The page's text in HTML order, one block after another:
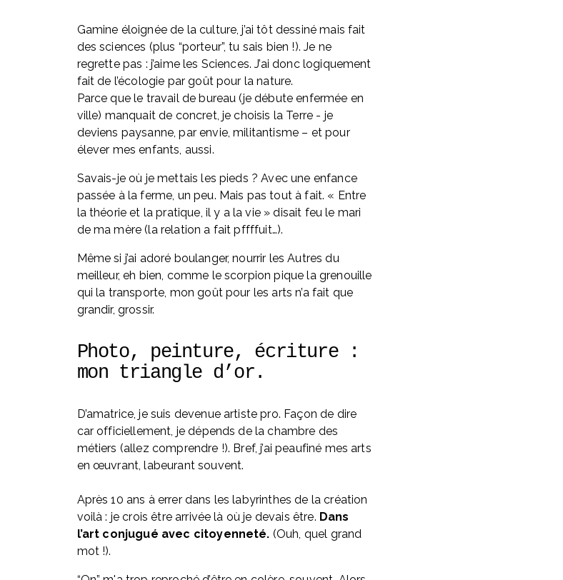
Gamine éloignée de la culture, j’ai tôt dessiné mais fait
des sciences (plus “porteur”, tu sais bien !). Je ne
regrette pas : j’aime les Sciences. J’ai donc logiquement
fait de l’écologie par goût pour la nature.
Parce que le travail de bureau (je débute enfermée en
ville) manquait de concret, je choisis la Terre - je
deviens paysanne, par envie, militantisme – et pour
élever mes enfants, aussi.
Savais-je où je mettais les pieds ? Avec une enfance
passée à la ferme, un peu. Mais pas tout à fait. « Entre
la théorie et la pratique, il y a la vie » disait feu le mari
de ma mère (la relation a fait pffffuit…).
Même si j’ai adoré boulanger, nourrir les Autres du
meilleur, eh bien, comme le scorpion pique la grenouille
qui la transporte, mon goût pour les arts n’a fait que
grandir, grossir.
Photo, peinture, écriture :
mon triangle d’or.
D’amatrice, je suis devenue artiste pro. Façon de dire
car officiellement, je dépends de la chambre des
métiers (allez comprendre !). Bref, j’ai peaufiné mes arts
en œuvrant, labeurant souvent.
Après 10 ans à errer dans les labyrinthes de la création
voilà : je crois être arrivée là où je devais être. Dans
l’art conjugué avec citoyenneté. (Ouh, quel grand
mot !).